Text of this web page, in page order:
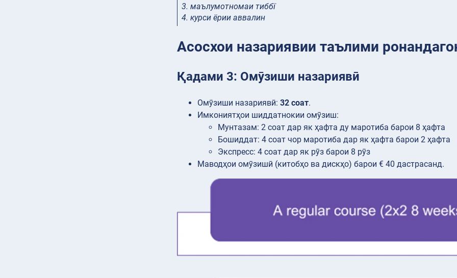
3. маълумотномаи тиббї
4. курси ёрии аввалин
Асосхои назариявии таълими
Қадами 3: Омӯзиши назариявӣ
Омӯзиши назариявӣ: 32 соат.
Имкониятҳои шиддатнокии омӯзиш:
Мунтазам: 2 соат дар як ҳафта ду маротиба барои 8 ҳафта
Бошиддат: 4 соат чор маротиба дар як ҳафта барои 2 ҳафта
Экспресс: 4 соат дар як рӯз барои 8 рӯз
Маводҳои омӯзишӣ (китобҳо ва дискҳо) барои € 40 дастрасанд.